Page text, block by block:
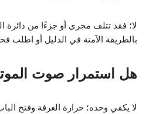
لا؛ فقد تتلف مجرى أو جزءًا من دائرة
بالطريقة الآمنة في الدليل أو اطلب
هل استمرار صوت
لا يكفي وحده؛ حرارة الغرفة وفتح